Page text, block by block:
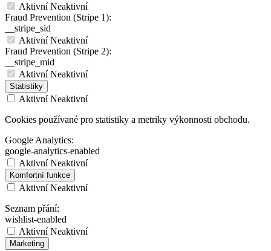
Aktivní Neaktivní
Fraud Prevention (Stripe 1):
__stripe_sid
Aktivní Neaktivní
Fraud Prevention (Stripe 2):
__stripe_mid
Aktivní Neaktivní
Statistiky
Aktivní Neaktivní
Cookies používané pro statistiky a metriky výkonnosti obchodu.
Google Analytics:
google-analytics-enabled
Aktivní Neaktivní
Komfortní funkce
Aktivní Neaktivní
Seznam přání:
wishlist-enabled
Aktivní Neaktivní
Marketing